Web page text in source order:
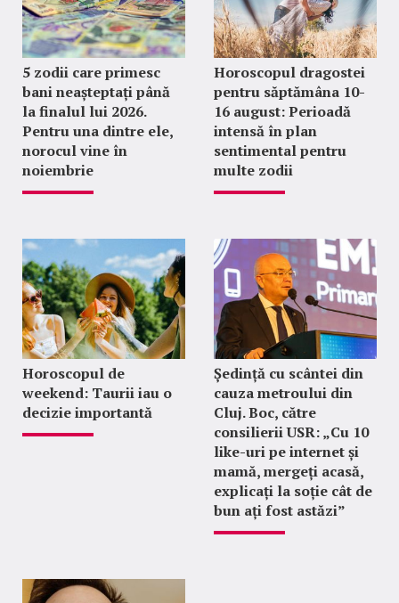
5 zodii care primesc
bani neașteptați până
la finalul lui 2026.
Pentru una dintre ele,
norocul vine în
noiembrie
Horoscopul dragostei
pentru săptămâna 10-
16 august: Perioadă
intensă în plan
sentimental pentru
multe zodii
Horoscopul de
weekend: Taurii iau o
decizie importantă
Ședință cu scântei din
cauza metroului din
Cluj. Boc, către
consilierii USR: „Cu 10
like-uri pe internet și
mamă, mergeți acasă,
explicați la soție cât de
bun ați fost astăzi”